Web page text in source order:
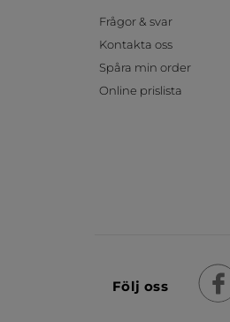
Frågor & svar
Kontakta oss
Spåra min order
Online prislista
Följ oss